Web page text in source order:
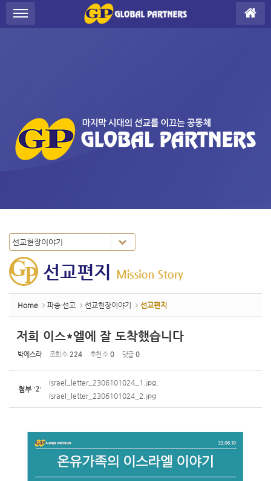
Home 파송·선교 선교현장이야기 선교편지
저희 이스*엘에 잘 도착했습니다
박에스라 조회 수 224 추천 수 0 댓글 0
첨부 '2'
Israel_letter_2306101024_1.jpg
Israel_letter_2306101024_2.jpg